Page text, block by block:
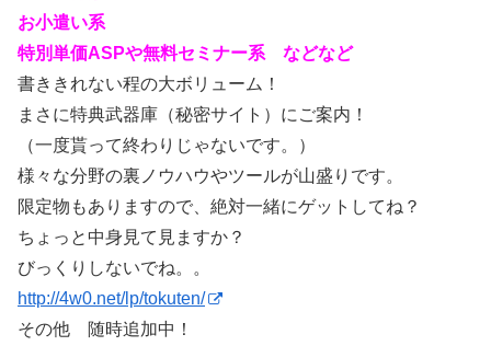
お小遣い系
特別単価ASPや無料セミナー系 などなど
書ききれない程の大ボリューム！
まさに特典武器庫（秘密サイト）にご案内！
（一度貰って終わりじゃないです。）
様々な分野の裏ノウハウやツールが山盛りです。
限定物もありますので、絶対一緒にゲットしてね？
ちょっと中身見て見ますか？
びっくりしないでね。。
http://4w0.net/lp/tokuten/
その他 随時追加中！